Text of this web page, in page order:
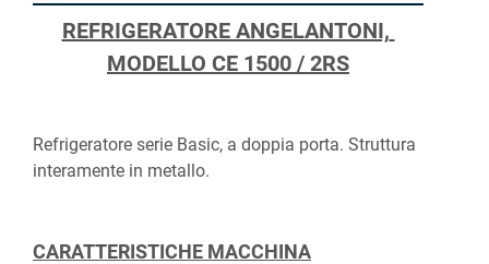
REFRIGERATORE ANGELANTONI,
MODELLO CE 1500 / 2RS
Refrigeratore serie Basic, a doppia porta. Struttura
interamente in metallo.
CARATTERISTICHE MACCHINA